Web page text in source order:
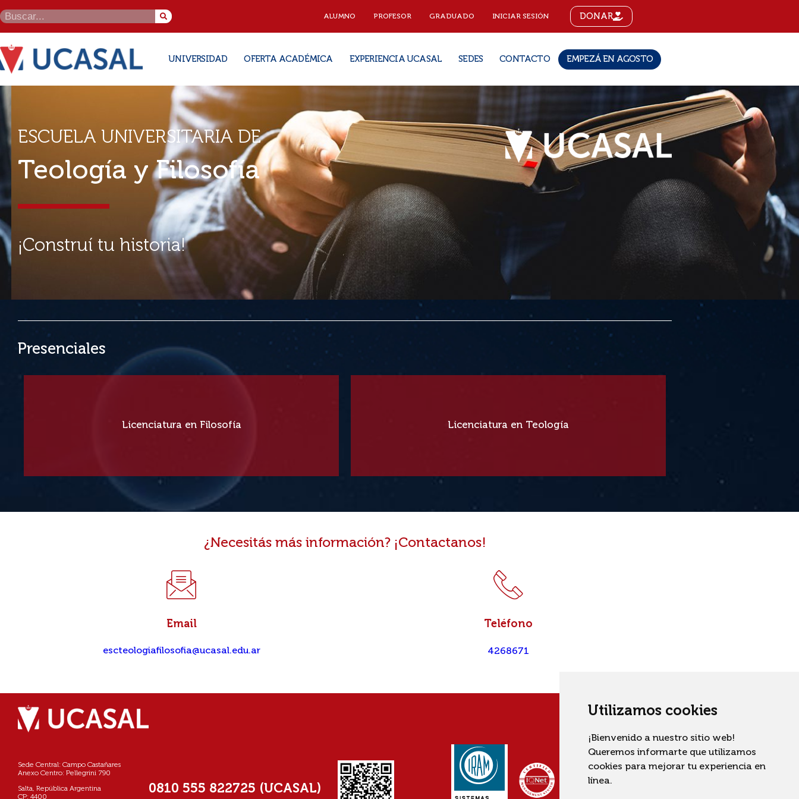
Utilizamos cookies
¡Bienvenido a nuestro sitio web!
Queremos informarte que utilizamos
cookies para mejorar tu experiencia en
línea.
ALUMNO PROFESOR GRADUADO INICIAR SESIÓN DONAR
UNIVERSIDAD OFERTA ACADÉMICA EXPERIENCIA UCASAL SEDES CONTACTO EMPEZÁ EN AGOSTO
ESCUELA UNIVERSITARIA DE
Teología y Filosofía
¡Construí tu historia!
Presenciales
Licenciatura en Filosofía Licenciatura en Teología
¿Necesitás más información? ¡Contactanos!
Email
escteologiafilosofia@ucasal.edu.ar
Teléfono
4268671
Sede Central: Campo Castañares
Anexo Centro: Pellegrini 790
Salta, República Argentina
CP: 4400
0810 555 822725 (UCASAL)